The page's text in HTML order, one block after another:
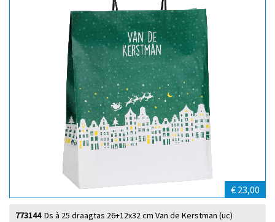
€ 23,00
Ds à 25 draagtas 26+12x32 cm Van de Kerstman (uc)
773144